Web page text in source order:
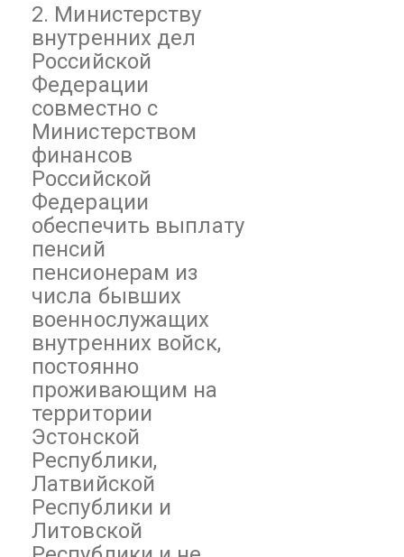
2. Министерству
внутренних дел
Российской
Федерации
совместно с
Министерством
финансов
Российской
Федерации
обеспечить выплату
пенсий
пенсионерам из
числа бывших
военнослужащих
внутренних войск,
постоянно
проживающим на
территории
Эстонской
Республики,
Латвийской
Республики и
Литовской